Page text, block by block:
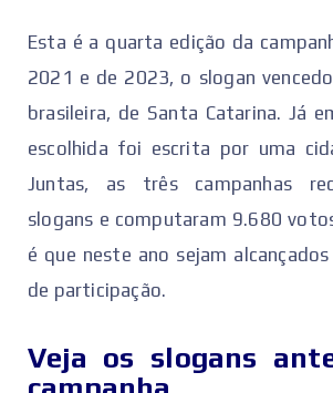
Esta é a quarta edição da
2021 e de 2023, o slogan
brasileira, de Santa Catarina. Já
escolhida foi escrita por uma
Juntas, as três campanhas
slogans e computaram 9.680
é que neste ano sejam
de participação.
Veja os slogans